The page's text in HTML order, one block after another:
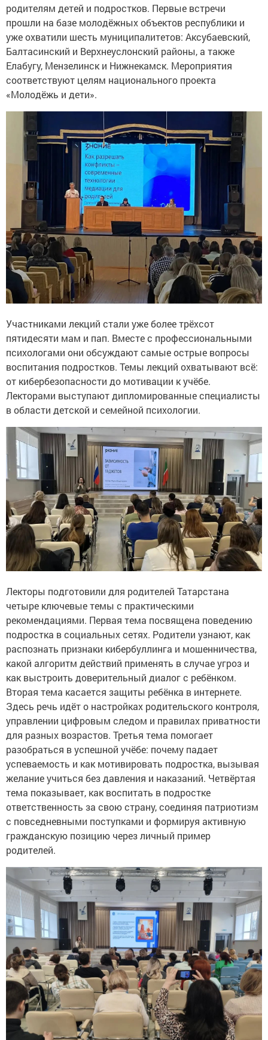
родителям детей и подростков. Первые встречи
прошли на базе молодёжных объектов республики и
уже охватили шесть муниципалитетов: Аксубаевский,
Балтасинский и Верхнеуслонский районы, а также
Елабугу, Мензелинск и Нижнекамск. Мероприятия
соответствуют целям национального проекта
«Молодёжь и дети».
Участниками лекций стали уже более трёхсот
пятидесяти мам и пап. Вместе с профессиональными
психологами они обсуждают самые острые вопросы
воспитания подростков. Темы лекций охватывают всё:
от кибербезопасности до мотивации к учёбе.
Лекторами выступают дипломированные специалисты
в области детской и семейной психологии.
Лекторы подготовили для родителей Татарстана
четыре ключевые темы с практическими
рекомендациями. Первая тема посвящена поведению
подростка в социальных сетях. Родители узнают, как
распознать признаки кибербуллинга и мошенничества,
какой алгоритм действий применять в случае угроз и
как выстроить доверительный диалог с ребёнком.
Вторая тема касается защиты ребёнка в интернете.
Здесь речь идёт о настройках родительского контроля,
управлении цифровым следом и правилах приватности
для разных возрастов. Третья тема помогает
разобраться в успешной учёбе: почему падает
успеваемость и как мотивировать подростка, вызывая
желание учиться без давления и наказаний. Четвёртая
тема показывает, как воспитать в подростке
ответственность за свою страну, соединяя патриотизм
с повседневными поступками и формируя активную
гражданскую позицию через личный пример
родителей.